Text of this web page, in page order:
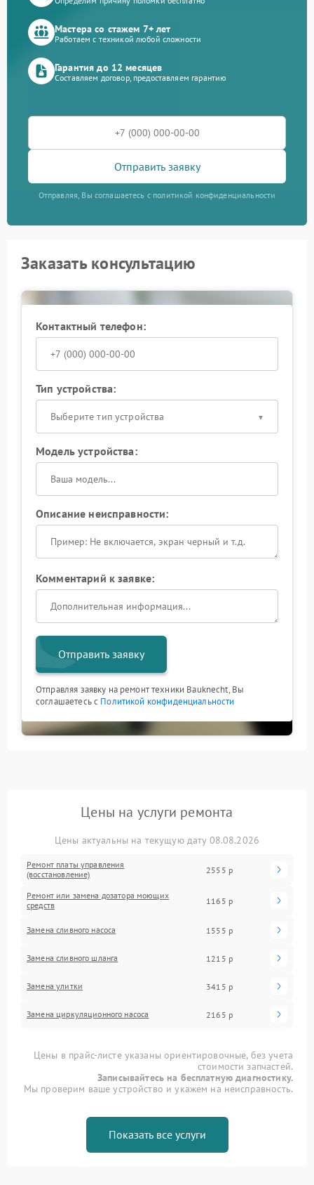
Мастера со стажем 7+ лет
Работаем с техникой любой сложности
Гарантия до 12 месяцев
Составляем договор, предоставляем гарантию
Отправить заявку
Отправляя, Вы соглашаетесь с политикой конфиденциальности
Заказать консультацию
Контактный телефон:
Тип устройства:
Выберите тип устройства
Модель устройства:
Описание неисправности:
Комментарий к заявке:
Отправить заявку
Отправляя заявку на ремонт техники Bauknecht, Вы
соглашаетесь с Политикой конфиденциальности
Цены на услуги ремонта
Цены актуальны на текущую дату 08.08.2026
Ремонт платы управления
(восстановление)
2555 р
Ремонт или замена дозатора моющих
средств
1165 р
Замена сливного насоса 1555 р
Замена сливного шланга 1215 р
Замена улитки 3415 р
Замена циркуляционного насоса 2165 р
Цены в прайс-листе указаны ориентировочные, без учета
стоимости запчастей.
Записывайтесь на бесплатную диагностику.
Мы проверим ваше устройство и укажем на неисправность.
Показать все услуги